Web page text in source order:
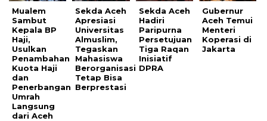
Mualem
Sambut
Kepala BP
Haji,
Usulkan
Penambahan
Kuota Haji
dan
Penerbangan
Umrah
Langsung
dari Aceh
Sekda Aceh
Apresiasi
Universitas
Almuslim,
Tegaskan
Mahasiswa
Berorganisasi
Tetap Bisa
Berprestasi
Sekda Aceh
Hadiri
Paripurna
Persetujuan
Tiga Raqan
Inisiatif
DPRA
Gubernur
Aceh Temui
Menteri
Koperasi di
Jakarta